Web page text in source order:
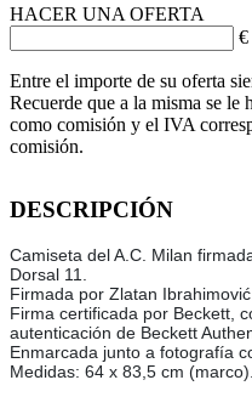
HACER UNA OFERTA
€
Entre el importe de su oferta
Recuerde que a la misma se
como comisión y el IVA
comisión.
DESCRIPCIÓN
Camiseta del A.C. Milan
Dorsal 11.
Firmada por Zlatan
Firma certificada por Beckett,
autenticación de Beckett
Enmarcada junto a fotografía
Medidas: 64 x 83,5 cm (marco).